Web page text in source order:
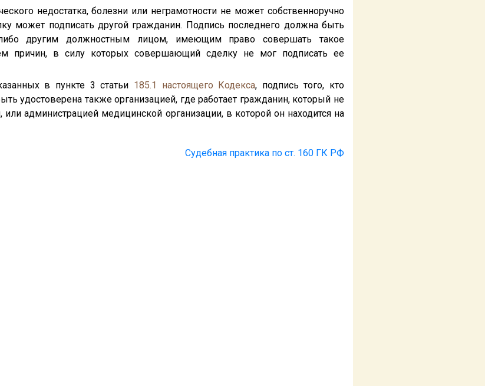
недостатка, болезни или неграмотности не может собственноручно
может подписать другой гражданин. Подпись последнего должна быть
либо другим должностным лицом, имеющим право совершать такое
причин, в силу которых совершающий сделку не мог подписать ее
в пункте 3 статьи 185.1 настоящего Кодекса, подпись того, кто
удостоверена также организацией, где работает гражданин, который не
или администрацией медицинской организации, в которой он находится на
Судебная практика по ст. 160 ГК РФ